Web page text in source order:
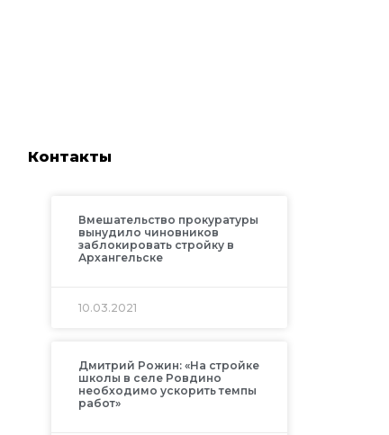
Контакты
Вмешательство прокуратуры
вынудило чиновников
заблокировать стройку в
Архангельске
10.03.2021
Дмитрий Рожин: «На стройке
школы в селе Ровдино
необходимо ускорить темпы
работ»